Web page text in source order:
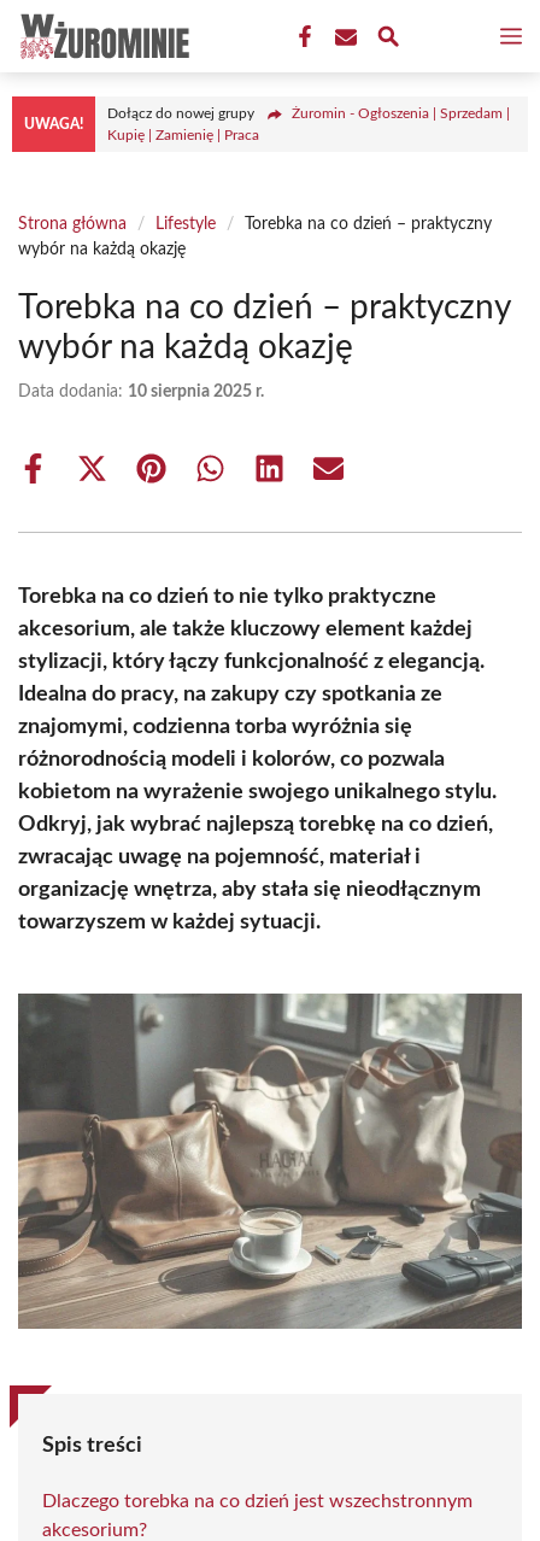
Przejdź
treści
UWAGA!
Dołącz do nowej grupy
Żuromin - Ogłoszenia | Sprzedam |
Kupię | Zamienię | Praca
Strona główna / Lifestyle /
Torebka na co dzień – praktyczny
wybór na każdą okazję
Torebka na co dzień – praktyczny
wybór na każdą okazję
Data dodania: 10 sierpnia 2025 r.
Share
Share
(Twitter)
Share Share Share Share
Torebka na co dzień to nie tylko praktyczne
akcesorium, ale także kluczowy element każdej
stylizacji, który łączy funkcjonalność z elegancją.
Idealna do pracy, na zakupy czy spotkania ze
znajomymi, codzienna torba wyróżnia się
różnorodnością modeli i kolorów, co pozwala
kobietom na wyrażenie swojego unikalnego stylu.
Odkryj, jak wybrać najlepszą torebkę na co dzień,
zwracając uwagę na pojemność, materiał i
organizację wnętrza, aby stała się nieodłącznym
towarzyszem w każdej sytuacji.
Spis treści
Dlaczego torebka na co dzień jest wszechstronnym
akcesorium?